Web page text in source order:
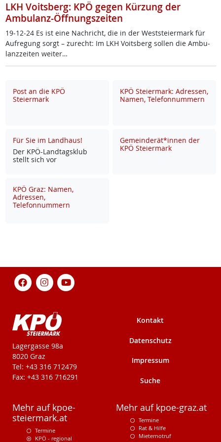
LKH Voitsberg: KPÖ gegen Kürzung der
Ambulanz-Öffnungszeiten
19-12-24 Es ist ei­ne Nach­richt, die in der West­s­tei­er­mark für
Auf­re­gung sorgt – zu­recht: Im LKH Voits­berg sol­len die Am­bu­
lanz­zei­ten wei­ter…
Post an die KPÖ
Steiermark
KPÖ Steiermark: Adressen,
Namen, Telefonnummern
Für Sie im Landhaus!
Der KPÖ-Land­tags­klub
stellt sich vor
Gemeinderät*innen der
KPÖ Steiermark
KPÖ Graz: Namen,
Adressen,
Telefonnummern
KPÖ-Steiermark
Lagergasse 98a
8020 Graz
Tel: +43 316 712479
Fax: +43 316 716291
Kontakt
Datenschutz
Impressum
Suche
Mehr auf kpoe-
steiermark.at
Termine
KPÖ - regional
Mehr auf kpoe-graz.at
Termine
Rat & Hilfe
Mieternotruf